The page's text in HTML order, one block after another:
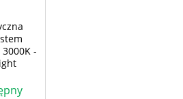
-